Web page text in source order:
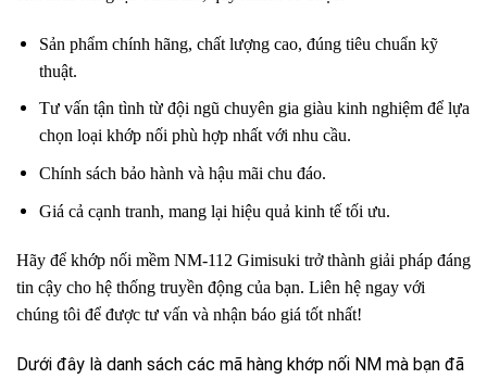
Sản phẩm chính hãng, chất lượng cao, đúng tiêu chuẩn kỹ
thuật.
Tư vấn tận tình từ đội ngũ chuyên gia giàu kinh nghiệm để lựa
chọn loại khớp nối phù hợp nhất với nhu cầu.
Chính sách bảo hành và hậu mãi chu đáo.
Giá cả cạnh tranh, mang lại hiệu quả kinh tế tối ưu.
Hãy để khớp nối mềm NM-112 Gimisuki trở thành giải pháp đáng
tin cậy cho hệ thống truyền động của bạn. Liên hệ ngay với
chúng tôi để được tư vấn và nhận báo giá tốt nhất!
Dưới đây là danh sách các mã hàng khớp nối NM mà bạn đã